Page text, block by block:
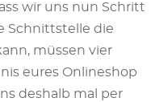
wir uns nun Schritt
Schnittstelle die
müssen vier
eures Onlineshop
deshalb mal per